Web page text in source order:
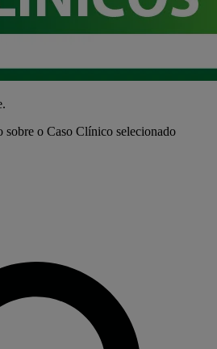
sobre o Caso Clínico selecionado